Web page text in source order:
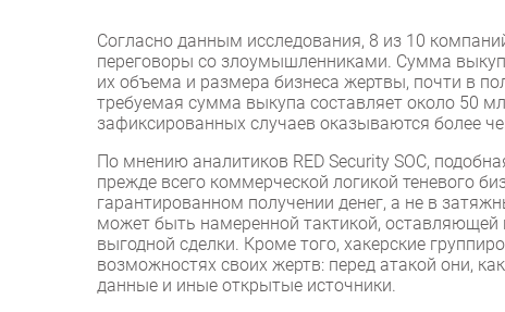
Согласно данным исследования, 8 из 10
переговоры со злоумышленниками. Сумма
их объема и размера бизнеса жертвы, почти в
требуемая сумма выкупа составляет около 50
зафиксированных случаев оказываются более
По мнению аналитиков RED Security SOC,
прежде всего коммерческой логикой теневого
гарантированном получении денег, а не в
может быть намеренной тактикой,
выгодной сделки. Кроме того, хакерские
возможностях своих жертв: перед атакой они,
данные и иные открытые источники.